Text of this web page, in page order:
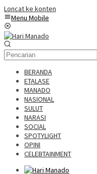
Loncat ke konten
Menu Mobile
BERANDA
ETALASE
MANADO
NASIONAL
SULUT
NARASI
SOCIAL
SPOTYLIGHT
OPINI
CELEBTAINMENT